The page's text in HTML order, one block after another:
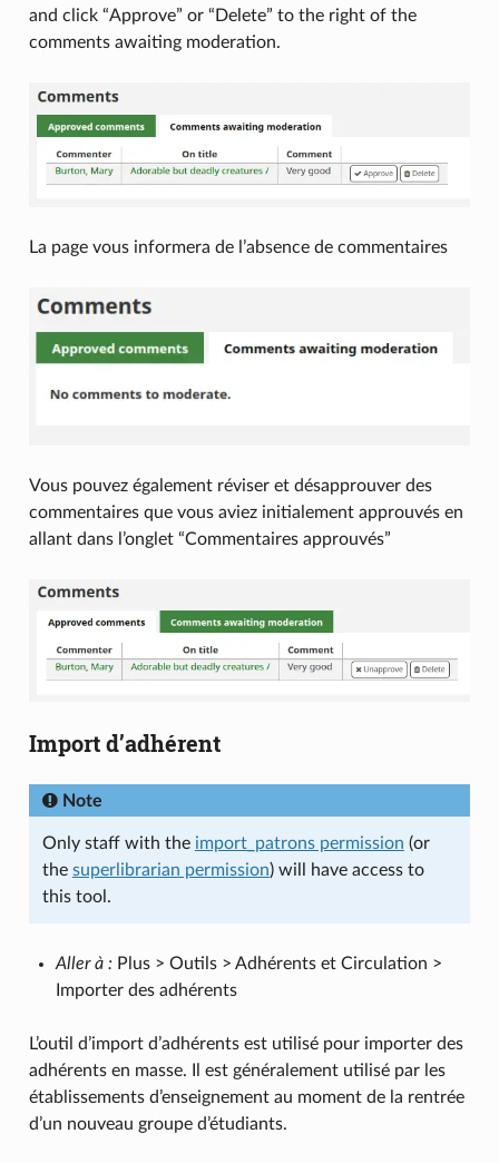
and click “Approve” or “Delete” to the right of the
comments awaiting moderation.
La page vous informera de l’absence de commentaires
Vous pouvez également réviser et désapprouver des
commentaires que vous aviez initialement approuvés en
allant dans l’onglet “Commentaires approuvés”
Import d’adhérent
Note
Only staff with the import_patrons permission (or
the superlibrarian permission) will have access to
this tool.
Aller à :Plus > Outils > Adhérents et Circulation >
Importer des adhérents
L’outil d’import d’adhérents est utilisé pour importer des
adhérents en masse. Il est généralement utilisé par les
établissements d’enseignement au moment de la rentrée
d’un nouveau groupe d’étudiants.